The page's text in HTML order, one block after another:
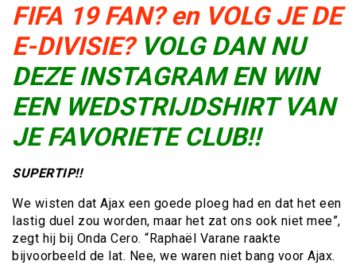
FIFA 19 FAN? en VOLG JE DE
E-DIVISIE? VOLG DAN NU
DEZE INSTAGRAM EN WIN
EEN WEDSTRIJDSHIRT VAN
JE FAVORIETE CLUB!!
SUPERTIP!!
We wisten dat Ajax een goede ploeg had en dat het een
lastig duel zou worden, maar het zat ons ook niet mee”,
zegt hij bij Onda Cero. “Raphaël Varane raakte
bijvoorbeeld de lat. Nee, we waren niet bang voor Ajax.